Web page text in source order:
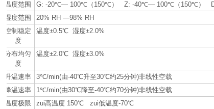
温度范围
G: -20℃— 100℃（150℃） Z: -40℃— 100℃（150℃）
湿度范围
20% RH —98% RH
控制稳定
度
温度±0.5℃ 湿度±2.0%
分布均匀
度
温度±2.0℃ 湿度±3.0%
升温速率
3℃/min(由-40℃升至30℃约25分钟)非线性空载
降温速率
1℃/min(由30℃降至-40℃约70分钟)非线性空载
温度极限
zui高温度 150℃ zui低温度-70℃